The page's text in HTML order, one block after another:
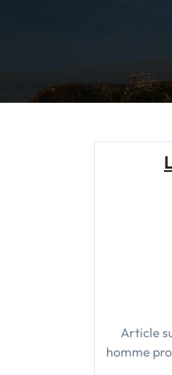
Article
homme